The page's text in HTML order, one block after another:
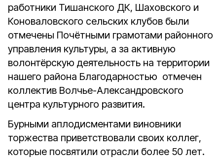
работники Тишанского ДК, Шаховского и
Коноваловского сельских клубов были
отмечены Почётными грамотами районного
управления культуры, а за активную
волонтёрскую деятельность на территории
нашего района Благодарностью отмечен
коллектив Волчье-Александровского
центра культурного развития.
Бурными аплодисментами виновники
торжества приветствовали своих коллег,
которые посвятили отрасли более 50 лет.